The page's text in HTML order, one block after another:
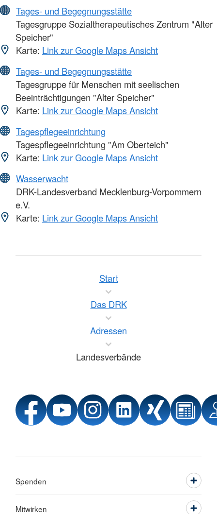
Tages- und Begegnungsstätte
Tagesgruppe Sozialtherapeutisches Zentrum "Alter
Speicher"
Karte: Link zur Google Maps Ansicht
Tages- und Begegnungsstätte
Tagesgruppe für Menschen mit seelischen
Beeinträchtigungen "Alter Speicher"
Karte: Link zur Google Maps Ansicht
Tagespflegeeinrichtung
Tagespflegeeinrichtung "Am Oberteich"
Karte: Link zur Google Maps Ansicht
Wasserwacht
DRK-Landesverband Mecklenburg-Vorpommern
e.V.
Karte: Link zur Google Maps Ansicht
Start
Das DRK
Adressen
Landesverbände
Spenden
Mitwirken